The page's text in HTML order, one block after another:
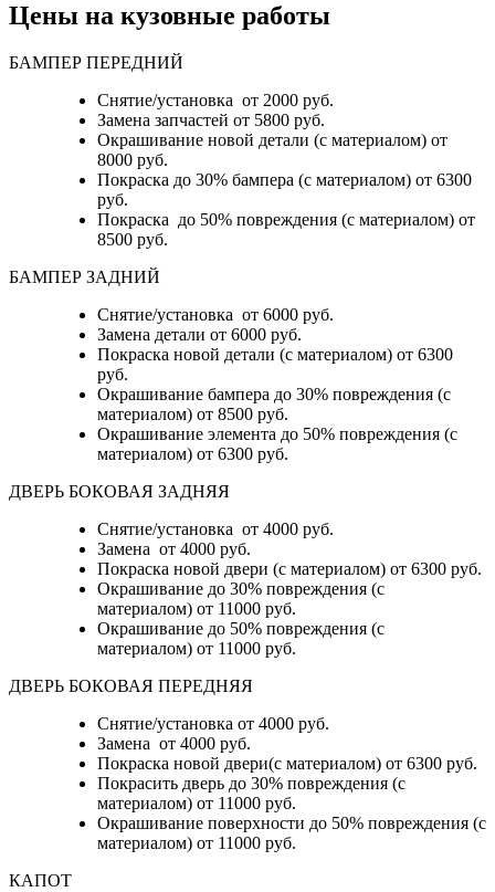
Цены на кузовные работы
БАМПЕР ПЕРЕДНИЙ
Снятие/установка от 2000 руб.
Замена запчастей от 5800 руб.
Окрашивание новой детали (с материалом) от
8000 руб.
Покраска до 30% бампера (с материалом) от 6300
руб.
Покраска до 50% повреждения (с материалом) от
8500 руб.
БАМПЕР ЗАДНИЙ
Снятие/установка от 6000 руб.
Замена детали от 6000 руб.
Покраска новой детали (с материалом) от 6300
руб.
Окрашивание бампера до 30% повреждения (с
материалом) от 8500 руб.
Окрашивание элемента до 50% повреждения (с
материалом) от 6300 руб.
ДВЕРЬ БОКОВАЯ ЗАДНЯЯ
Снятие/установка от 4000 руб.
Замена от 4000 руб.
Покраска новой двери (с материалом) от 6300 руб.
Окрашивание до 30% повреждения (с
материалом) от 11000 руб.
Окрашивание до 50% повреждения (с
материалом) от 11000 руб.
ДВЕРЬ БОКОВАЯ ПЕРЕДНЯЯ
Снятие/установка от 4000 руб.
Замена от 4000 руб.
Покраска новой двери(с материалом) от 6300 руб.
Покрасить дверь до 30% повреждения (с
материалом) от 11000 руб.
Окрашивание поверхности до 50% повреждения (с
материалом) от 11000 руб.
КАПОТ